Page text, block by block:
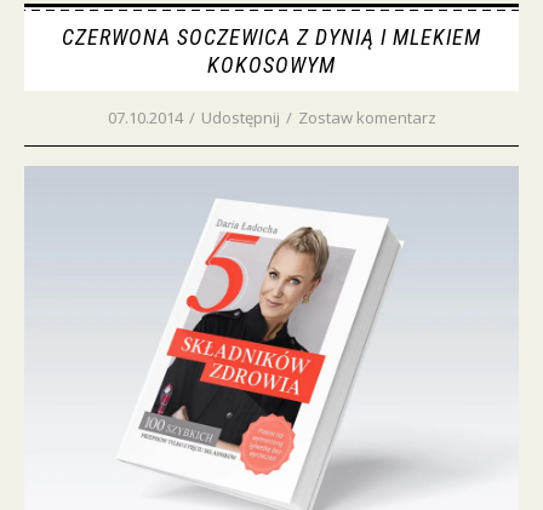
CZERWONA SOCZEWICA Z DYNIĄ I MLEKIEM
KOKOSOWYM
07.10.2014 / Udostępnij / Zostaw komentarz